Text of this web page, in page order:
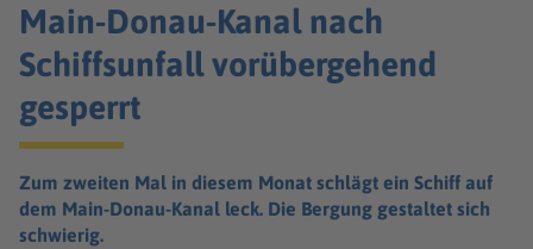
Main-Donau-Kanal nach
Schiffsunfall vorübergehend
gesperrt
Zum zweiten Mal in diesem Monat schlägt ein Schiff auf
dem Main-Donau-Kanal leck. Die Bergung gestaltet sich
schwierig.